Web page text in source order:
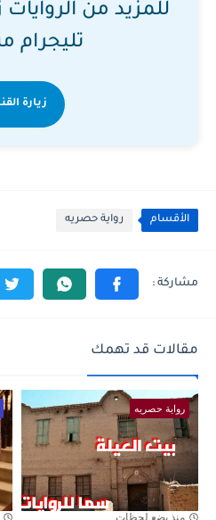
للمزيد من الروايات
تليجرام
زيارة
الأقسام رواية حصريه
مقالات قد تهمك
رواية حصريه